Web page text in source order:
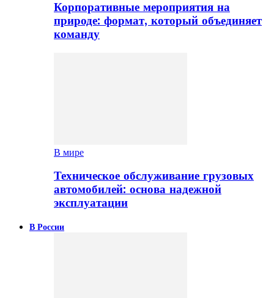
Корпоративные мероприятия на
природе: формат, который объединяет
команду
В мире
Техническое обслуживание грузовых
автомобилей: основа надежной
эксплуатации
В России